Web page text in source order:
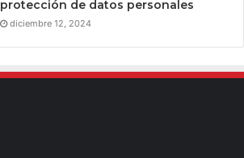
protección de datos personales
diciembre 12, 2024